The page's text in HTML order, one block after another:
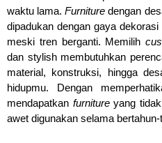
waktu lama. Furniture dengan
dipadukan dengan gaya
meski tren berganti. Memilih
dan stylish membutuhkan
material, konstruksi, hingga
hidupmu. Dengan
mendapatkan furnitureyang
awet digunakan selama bertahun-